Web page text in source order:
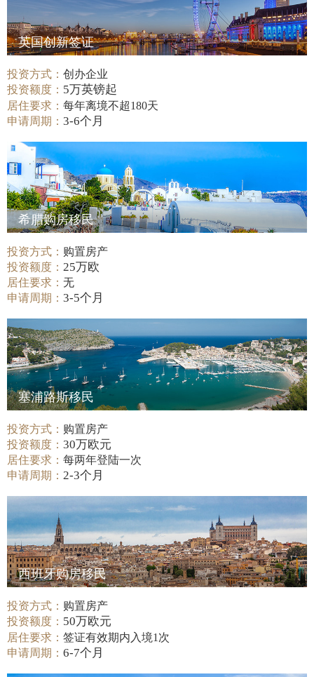
英国创新签证
投资方式：创办企业
投资额度： 5万英镑起
居住要求：每年离境不超180天
申请周期：3-6个月
希腊购房移民
投资方式： 购置房产
投资额度： 25万欧
居住要求：无
申请周期：3-5个月
塞浦路斯移民
投资方式： 购置房产
投资额度：30万欧元
居住要求：每两年登陆一次
申请周期： 2-3个月
西班牙购房移民
投资方式： 购置房产
投资额度： 50万欧元
居住要求：签证有效期内入境1次
申请周期：6-7个月